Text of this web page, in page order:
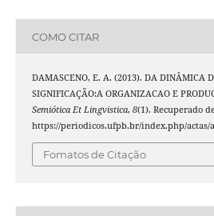
COMO CITAR
DAMASCENO, E. A. (2013). DA DINÂMICA
SIGNIFICAÇÃO:A ORGANIZACAO E
Semiótica Et Lingvistica, 8(1). Recuperado
https://periodicos.ufpb.br/index.php/actas/
Fomatos de Citação